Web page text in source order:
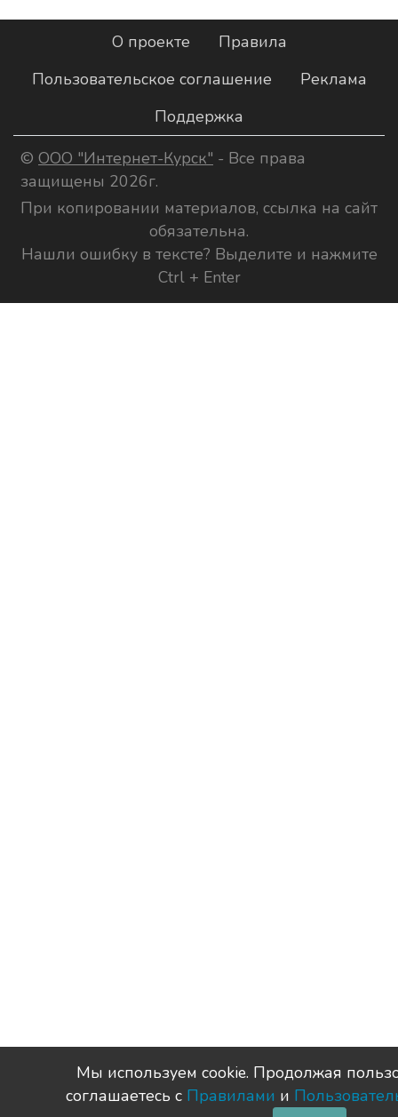
О проекте
Правила
Пользовательское соглашение
Реклама
Поддержка
© ООО "Интернет-Курск" - Все права
защищены 2026г.
При копировании материалов, ссылка на сайт
обязательна.
Нашли ошибку в тексте? Выделите и нажмите
Ctrl + Enter
Мы используем сookie. Продолжая
соглашаетесь с Правилами и